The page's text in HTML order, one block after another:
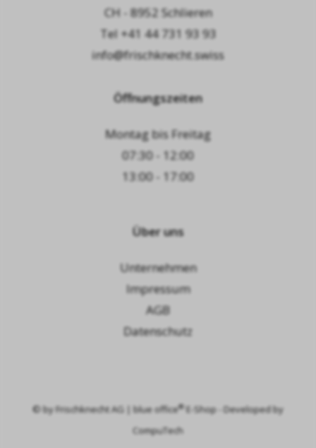
CH - 8952 Schlieren
Tel +41 44 731 93 93
info@frischknecht.swiss
Öffnungszeiten
Montag bis Freitag
07:30 - 12:00
13:00 - 17:00
Über uns
Unternehmen
Impressum
AGB
Datenschutz
© byFrischknecht AG | blue office®E-Shop - Developed by
CompuTech